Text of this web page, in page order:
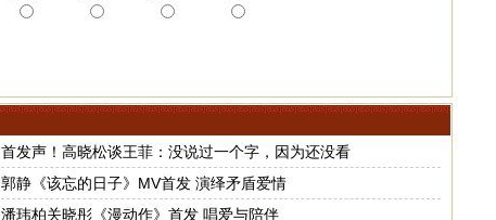
首发声！高晓松谈王菲：没说过一个字，因为还没看
郭静《该忘的日子》MV首发 演绎矛盾爱情
潘玮柏关晓彤《漫动作》首发 唱爱与陪伴